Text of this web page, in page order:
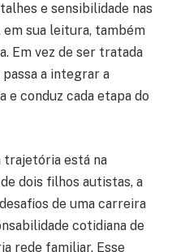
e sensibilidade nas
sua leitura, também
Em vez de ser tratada
a integrar a
e conduz cada etapa do
trajetória está na
dois filhos autistas, a
de uma carreira
cotidiana de
rede familiar. Esse